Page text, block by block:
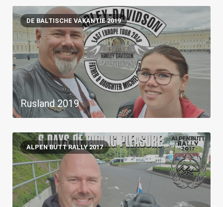
DE BALTISCHE VAKANTIE 2019
Rusland 2019
ALPEN BUTT RALLY 2017